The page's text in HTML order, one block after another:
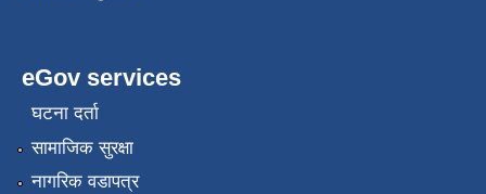
eGov services
घटना दर्ता
सामाजिक सुरक्षा
नागरिक वडापत्र